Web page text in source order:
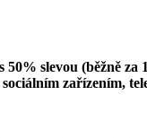
slevou (běžně za
zařízením,